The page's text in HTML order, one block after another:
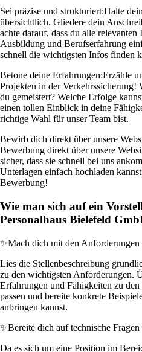
Sei präzise und strukturiert:Halte
übersichtlich. Gliedere dein
achte darauf, dass du alle
Ausbildung und Berufserfahrung
schnell die wichtigsten Infos finden
Betone deine Erfahrungen:Erzähle
Projekten in der Verkehrssicherung!
du gemeistert? Welche Erfolge
einen tollen Einblick in deine
richtige Wahl für unser Team bist.
Bewirb dich direkt über unsere
Bewerbung direkt über unsere
sicher, dass sie schnell bei uns
Unterlagen einfach hochladen
Bewerbung!
Wie man sich auf ein
Personalhaus Bielefeld
✨Mach dich mit den Anforderungen
Lies die Stellenbeschreibung
zu den wichtigsten Anforderungen.
Erfahrungen und Fähigkeiten zu
passen und bereite konkrete
anbringen kannst.
✨Bereite dich auf technische
Da es sich um eine Position im